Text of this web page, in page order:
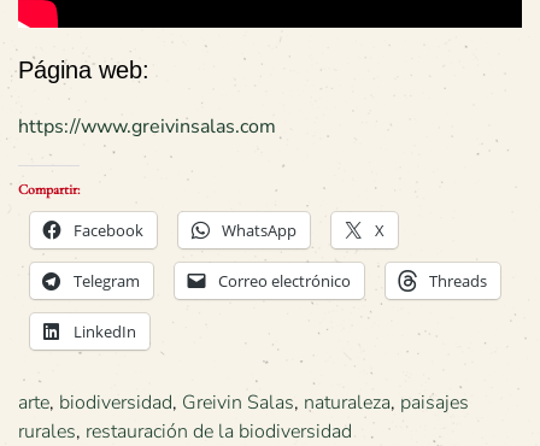
Página web:
https://www.greivinsalas.com
Compartir:
Facebook WhatsApp X
Telegram Correo electrónico Threads
LinkedIn
arte, biodiversidad, Greivin Salas, naturaleza, paisajes
rurales, restauración de la biodiversidad